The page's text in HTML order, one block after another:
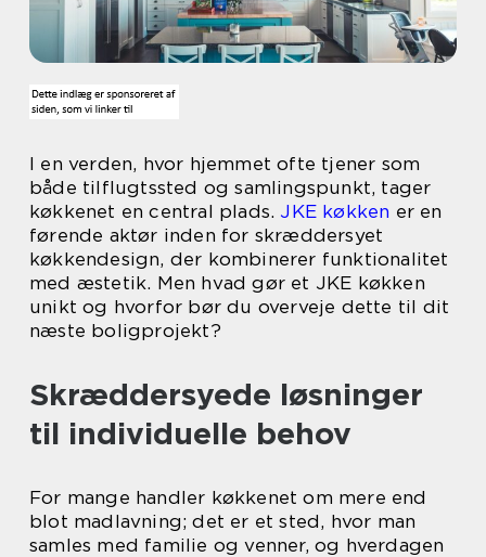
I en verden, hvor hjemmet ofte tjener som
både tilflugtssted og samlingspunkt, tager
køkkenet en central plads. JKE køkken er en
førende aktør inden for skræddersyet
køkkendesign, der kombinerer funktionalitet
med æstetik. Men hvad gør et JKE køkken
unikt og hvorfor bør du overveje dette til dit
næste boligprojekt?
Skræddersyede løsninger
til individuelle behov
For mange handler køkkenet om mere end
blot madlavning; det er et sted, hvor man
samles med familie og venner, og hverdagen